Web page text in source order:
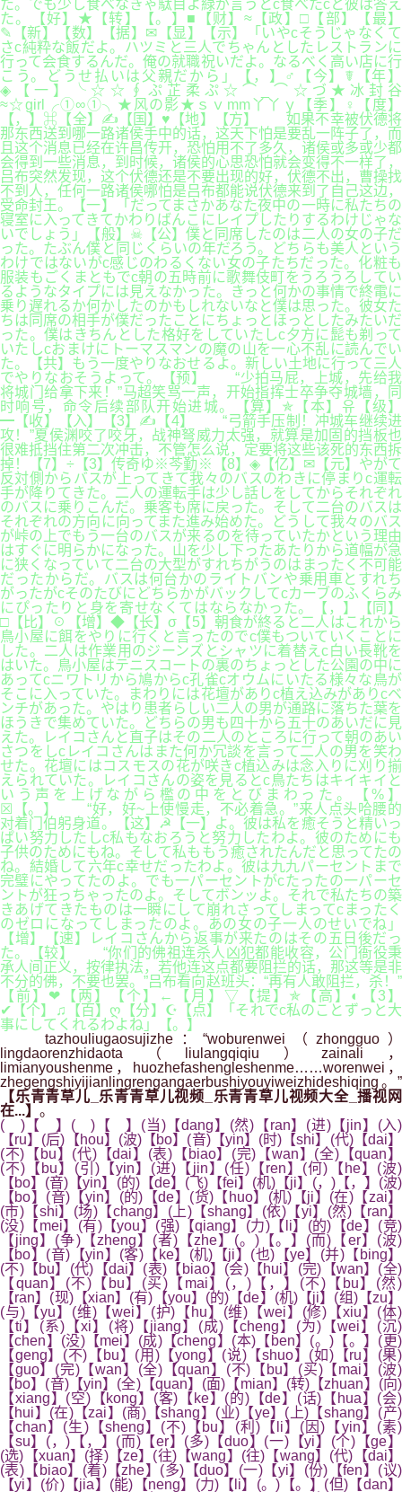
た。でも少し食べなきゃ駄目よ緑が言うとc食べたcと彼は答え
た。【好】★【转】【。】■【财】≈【政】□【部】【最】
✎【新】【数】【据】✉【显】【示】「いやcそうじゃなくて
さc純粋な飯だよ。ハツミと三人でちゃんとしたレストランに
行って会食するんだ。俺の就職祝いだよ。なるべく高い店に行
こう。どうせ払いは父親だから」【，】♂【今】☤【年】
◈【一】╰☆☆∮ぷ芷柔ぷ☆⌒_⌒☆づ★冰封谷
≈☆girl╭①∞①╮★风の影★ｓｖmm丫丫ｙ【季】♀【度】
【，】⌘【全】✍【国】♥【地】【方】 如果不幸被伏德将
那东西送到哪一路诸侯手中的话，这天下怕是要乱一阵子了，而
且这个消息已经在许昌传开，恐怕用不了多久，诸侯或多或少都
会得到一些消息，到时候，诸侯的心思恐怕就会变得不一样了，
吕布突然发现，这个伏德还是不要出现的好，伏德不出，曹操找
不到人，任何一路诸侯哪怕是吕布都能说伏德来到了自己这边，
受命封王。【一】「だってまさかあなた夜中の一時に私たちの
寝室に入ってきてかわりばんこにレイプしたりするわけじゃな
いでしょう」【般】☠【公】僕と同席したのは二人の女の子だ
った。たぶん僕と同じくらいの年だろう。どちらも美人という
わけではないがc感じのわるくない女の子たちだった。化粧も
服装もごくまともでc朝の五時前に歌舞伎町をうろうろしてい
るようなタイプには見えなかった。きっと何かの事情で終電に
乗り遅れるか何かしたのかもしれないなと僕は思った。彼女た
ちは同席の相手が僕だったことにちょっとほっとしたみたいだ
った。僕はきちんとした格好をしていたしc夕方に髭も剃って
いたしcおまけにトーマスマンの魔の山を一心不乱に読んでい
た。【共】もう一度やりなおせるよ。新しい土地に行って三人
でやりなおそうよって。【预】 “少拍马屁，上城，先给我
将城门给拿下来！”马超笑骂一声，开始指挥士卒争夺城墙，同
时响号，命令后续部队开始进城。【算】✯【本】유【级】
━【收】【入】【3】✍【4】 “弓箭手压制！冲城车继续进
攻！”夏侯渊咬了咬牙，战神弩威力太强，就算是加固的挡板也
很难抵挡住第二次冲击，不管怎么说，定要将这些该死的东西拆
掉！【7】÷【3】传奇ゆ※芩勤※【8】◈【亿】✉【元】やがて
反対側からバスが上ってきて我々のバスのわきに停まりc運転
手が降りてきた。二人の運転手は少し話しをしてからそれぞれ
のバスに乗りこんだ。乗客も席に戻った。そして二台のバスは
それぞれの方向に向ってまた進み始めた。どうして我々のバス
が峠の上でもう一台のバスが来るのを待っていたかという理由
はすぐに明らかになった。山を少し下ったあたりから道幅が急
に狭くなっていて二台の大型がすれちがうのはまったく不可能
だったからだ。バスは何台かのライトバンや乗用車とすれち
がったがcそのたびにどちらかがバックしてcカーブのふくらみ
にぴったりと身を寄せなくてはならなかった。【，】【同】
□【比】☉【增】◆【长】σ【5】朝食が終ると二人はこれから
鳥小屋に餌をやりに行くと言ったのでc僕もついていくことに
した。二人は作業用のジーンズとシャツに着替えc白い長靴を
はいた。鳥小屋はテニスコートの裏のちょっとした公園の中に
あってcニワトリから鳩からc孔雀cオウムにいたる様々な鳥が
そこに入っていた。まわりには花壇がありc植え込みがありcベ
ンチがあった。やはり患者らしい二人の男が通路に落ちた葉を
ほうきで集めていた。どちらの男も四十から五十のあいだに見
えた。レイコさんと直子はその二人のところに行って朝のあい
さつをしcレイコさんはまた何か冗談を言って二人の男を笑わ
せた。花壇にはコスモスの花が咲きc植込みは念入りに刈り揃
えられていた。レイコさんの姿を見るとc鳥たちはキイキイと
いう声を上げながら檻の中をとびまわった。【%】
☒【。】 “好，好~上使慢走，不必着急。”来人点头哈腰的
对着门伯躬身道。【这】☭【一】よ。彼は私を癒そうと精いっ
ぱい努力したしc私もなおろうと努力したわよ。彼のためにも
子供のためにもね。そして私ももう癒されたんだと思ってたの
ね。結婚して六年c幸せだったわよ。彼は九九パーセントまで
完璧にやってたのよ。でも一パーセントがcたったの一パーセ
ントが狂っちゃったのよ。そしてボンッよ。それで私たちの築
きあげてきたものは一瞬にして崩れさってしまってcまったく
のゼロになってしまったのよ。あの女の子一人のせいでね」
【增】【速】レイコさんから返事が来たのはその五日後だっ
た。【较】 “你们的佛祖连杀人凶犯都能收容，公门衙役秉
承人间正义，按律执法，若他连这点都要阻拦的话，那这等是非
不分的佛，不要也罢。”吕布看向赵班头：“再有人敢阻拦，杀！”
【前】❤【两】【个】←【月】▽【提】✯【高】◐【3】
✔【个】♫【百】ღ【分】☪【点】「それでc私のことずっと大
事にしてくれるわよね」【。】
tazhouliugaosujizhe：“woburenwei（zhongguo）
lingdaorenzhidaota（liulangqiqiu）zainali，
limianyoushenme，huozhefashengleshenme……worenwei，
zhegengshiyijianlingrengangaerbushiyouyiweizhideshiqing。”
【乐青青草儿_乐青青草儿视频_乐青青草儿视频大全_播视网
在...】 。
( )【 】( )【 】(当)【dang】(然)【ran】(进)【jin】(入)
【ru】(后)【hou】(波)【bo】(音)【yin】(时)【shi】(代)【dai】
(不)【bu】(代)【dai】(表)【biao】(完)【wan】(全)【quan】
(不)【bu】(引)【yin】(进)【jin】(任)【ren】(何)【he】(波)
【bo】(音)【yin】(的)【de】(飞)【fei】(机)【ji】(，)【，】(波)
【bo】(音)【yin】(的)【de】(货)【huo】(机)【ji】(在)【zai】
(市)【shi】(场)【chang】(上)【shang】(依)【yi】(然)【ran】
(没)【mei】(有)【you】(强)【qiang】(力)【li】(的)【de】(竞)
【jing】(争)【zheng】(者)【zhe】(。)【。】(而)【er】(波)
【bo】(音)【yin】(客)【ke】(机)【ji】(也)【ye】(并)【bing】
(不)【bu】(代)【dai】(表)【biao】(会)【hui】(完)【wan】(全)
【quan】(不)【bu】(买)【mai】(，)【，】(不)【bu】(然)
【ran】(现)【xian】(有)【you】(的)【de】(机)【ji】(组)【zu】
(与)【yu】(维)【wei】(护)【hu】(维)【wei】(修)【xiu】(体)
【ti】(系)【xi】(将)【jiang】(成)【cheng】(为)【wei】(沉)
【chen】(没)【mei】(成)【cheng】(本)【ben】(。)【。】(更)
【geng】(不)【bu】(用)【yong】(说)【shuo】(如)【ru】(果)
【guo】(完)【wan】(全)【quan】(不)【bu】(买)【mai】(波)
【bo】(音)【yin】(全)【quan】(面)【mian】(转)【zhuan】(向)
【xiang】(空)【kong】(客)【ke】(的)【de】(话)【hua】(会)
【hui】(在)【zai】(商)【shang】(业)【ye】(上)【shang】(产)
【chan】(生)【sheng】(不)【bu】(利)【li】(因)【yin】(素)
【su】(，)【，】(而)【er】(多)【duo】(一)【yi】(个)【ge】
(选)【xuan】(择)【ze】(往)【wang】(往)【wang】(代)【dai】
(表)【biao】(着)【zhe】(多)【duo】(一)【yi】(份)【fen】(议)
【yi】(价)【jia】(能)【neng】(力)【li】(。)【。】(但)【dan】